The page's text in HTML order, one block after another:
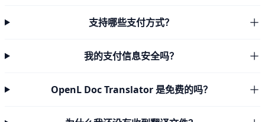
支持哪些支付方式？
我的支付信息安全吗？
OpenL Doc Translator 是免费的吗？